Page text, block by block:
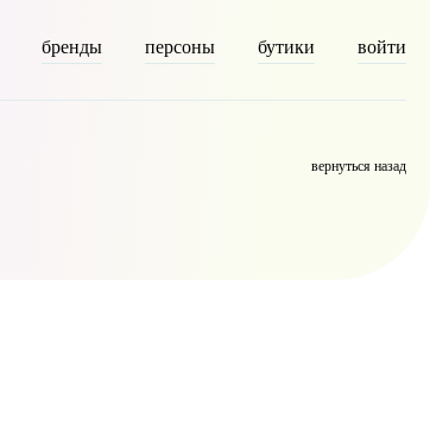
бренды персоны бутики войти
вернуться назад